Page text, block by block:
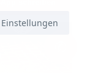
Einstellungen